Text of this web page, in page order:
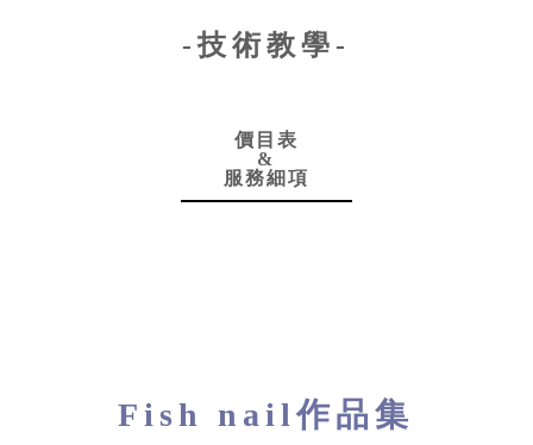
-技術教學-
價目表
&
服務細項
Fish nail作品集